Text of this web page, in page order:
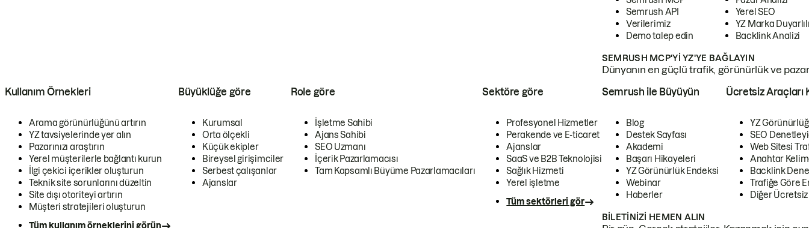
Semrush API
Verilerimiz
Demo talep edin
Yerel SEO
YZ Marka
Backlink Analizi
SEMRUSH MCP'YI YZ'YE BAĞLAYIN
Dünyanın en güçlü trafik, görünürlük ve
Kullanım Örnekleri
Arama görünürlüğünü artırın
YZ tavsiyelerinde yer alın
Pazarınızı araştırın
Yerel müşterilerle bağlantı kurun
İlgi çekici içerikler oluşturun
Teknik site sorunlarını düzeltin
Site dışı otoriteyi artırın
Müşteri stratejileri oluşturun
Tüm kullanım örneklerini görün
Büyüklüğe göre
Kurumsal
Orta ölçekli
Küçük ekipler
Bireysel girişimciler
Serbest çalışanlar
Ajanslar
Role göre
İşletme Sahibi
Ajans Sahibi
SEO Uzmanı
İçerik Pazarlamacısı
Tam Kapsamlı Büyüme Pazarlamacıları
Sektöre göre
Profesyonel Hizmetler
Perakende ve E-ticaret
Ajanslar
SaaS ve B2B Teknolojisi
Sağlık Hizmeti
Yerel işletme
Tüm sektörleri gör
Semrush ile Büyüyün
Blog
Destek Sayfası
Akademi
Başarı Hikayeleri
YZ Görünürlük Endeksi
Webinar
Haberler
Ücretsiz Araçları
YZ
SEO
Web Sitesi
Anahtar
Backlink
Trafiğe Göre
Diğer
BILETINIZI HEMEN ALIN